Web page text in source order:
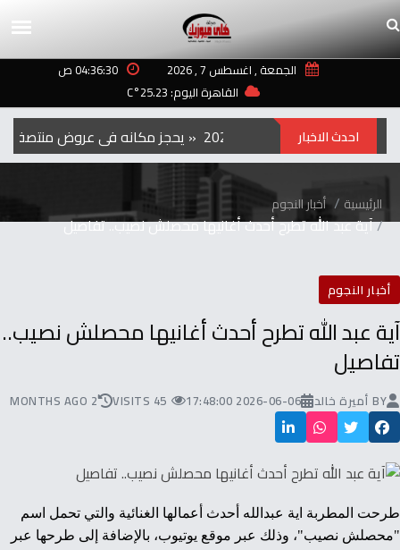
الجمعة , اغسطس 7 , 2026
04:36:30 ص
القاهرة اليوم: 25.23°C
الفيلم‭ ‬الكوري‭ ‬‮»‬Hope‮«‬‭ ‬يحجز‭ ‬مكانه‭ ‬في‭ ‬عروض‭ ‬منتصف‭ ‬الليل‭ ‬بمهرجان‭ ‬تورنتو ‭ ‬2026 احدث الاخبار
الرئيسية أخبار النجوم
آية عبد الله تطرح أحدث أغانيها محصلش نصيب.. تفاصيل
أخبار النجوم
آية عبد الله تطرح أحدث أغانيها محصلش نصيب..
تفاصيل
BY أميرة خالد 2026-06-06 17:48:00
45 VISITS
2 MONTHS AGO
طرحت المطربة اية عبدالله أحدث أعمالها الغنائية والتي تحمل اسم
"محصلش نصيب"، وذلك عبر موقع يوتيوب، بالإضافة إلى طرحها عبر